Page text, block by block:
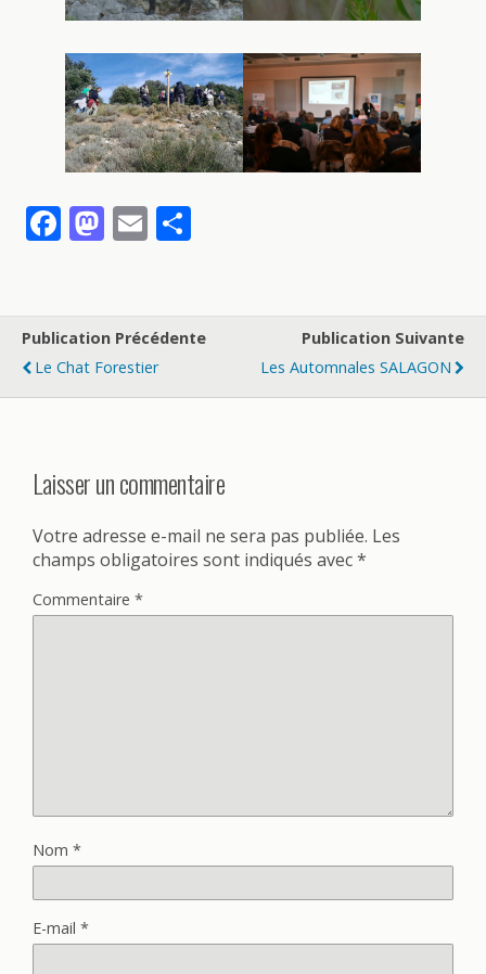
F
b
o
o
M
d
o
n
E
l g
Publication Précédente
Le Chat Forestier
Publication Suivante
Les Automnales SALAGON
Laisser un commentaire
Votre adresse e-mail ne sera pas publiée. Les
champs obligatoires sont indiqués avec*
Commentaire *
Nom *
E-mail *